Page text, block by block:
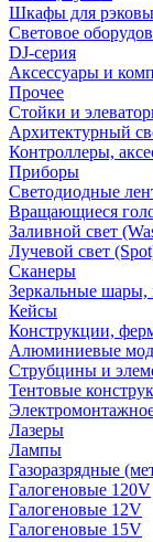
Шкафы для
Световое
DJ-серия
Аксессуары и
Прочее
Стойки и
Архитектурный
Контроллеры,
Приборы
Светодиодные
Вращающиеся
Заливной свет
Лучевой свет
Сканеры
Зеркальные шары,
Кейсы
Конструкции,
Алюминиевые
Струбцины и
Тентовые
Лазеры
Лампы
Газоразрядные
Галогеновые 120V
Галогеновые 12V
Галогеновые 15V